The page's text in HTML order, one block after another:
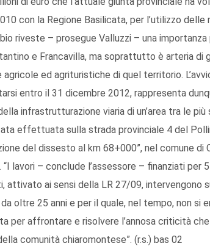
con la Regione Basilicata, per l’utilizzo
riveste – prosegue Valluzzi – una
e Francavilla, ma soprattutto è arteria di
agricole ed agrituristiche di quel territorio.
entro il 31 dicembre 2012, rappresenta
infrastrutturazione viaria di un’area tra le
effettuata sulla strada provinciale 4 del
del dissesto al km 68+000”, nel comune di
lavori – conclude l’assessore – finanziati per
attivato ai sensi della LR 27/09, intervengono
oltre 25 anni e per il quale, nel tempo, non si
per affrontare e risolvere l’annosa criticità
comunità chiaromontese”. (r.s.) bas 02